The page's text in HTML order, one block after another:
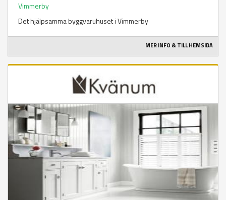
Vimmerby
Det hjälpsamma byggvaruhuset i Vimmerby
MER INFO & TILL HEMSIDA